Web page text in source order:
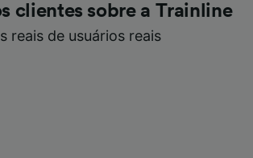
clientes sobre a Trainline
reais de usuários reais